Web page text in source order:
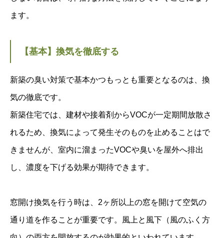
ます。
【基本】換気を徹底する
新築の臭い対策で基本かつもっとも重要となるのは、換
気の徹底です。
新築住宅では、建材や接着剤からVOCが一定期間放散さ
れるため、換気によって発生そのものを止めることはで
きませんが、室内に溜まったVOCや臭いを屋外へ排出
し、濃度を下げる効果が期待できます。
窓開け換気を行う時は、2ヶ所以上の窓を開けて空気の
通り道を作ることが重要です。風上と風下（風のふく方